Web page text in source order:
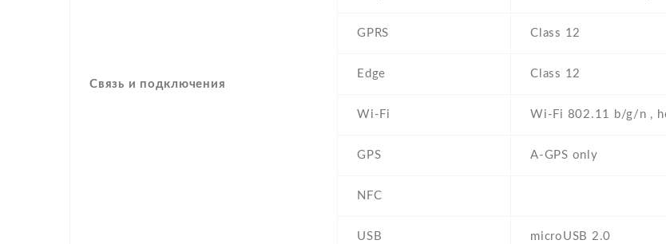
Связь и подключения
GPRS Class 12
Edge Class 12
Wi-Fi Wi-Fi 802.11 b/g/n ,
GPS A-GPS only
NFC
USB microUSB 2.0